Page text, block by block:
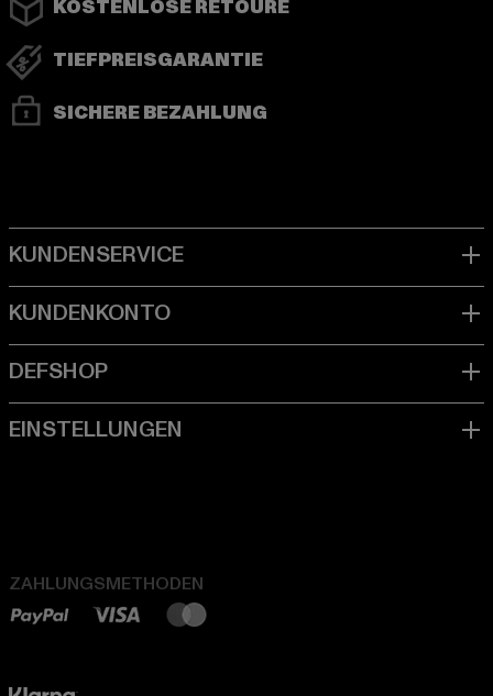
KOSTENLOSE RETOURE
TIEFPREISGARANTIE
SICHERE BEZAHLUNG
ZAHLUNGSMETHODEN